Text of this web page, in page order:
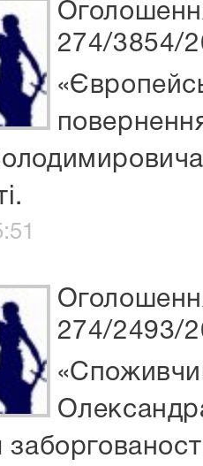
274/3854/
274/2493/